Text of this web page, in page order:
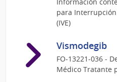
para
(IVE)
Vismodegib
FO-13221-036 -
Médico Tratante